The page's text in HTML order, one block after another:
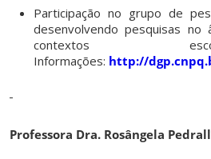
Participação no grupo de
desenvolvendo pesquisas
contextos
Informações: http://
Professora Dra. Rosângela